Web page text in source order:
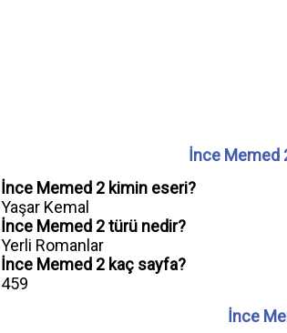
İnce Memed
İnce Memed 2 kimin eseri?
Yaşar Kemal
İnce Memed 2 türü nedir?
Yerli Romanlar
İnce Memed 2 kaç sayfa?
459
İnce